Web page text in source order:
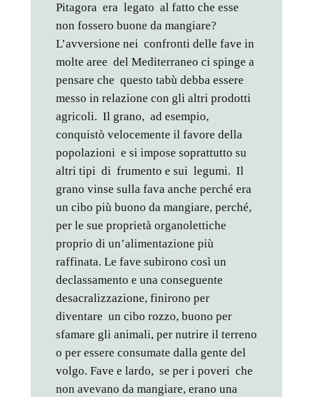
Pitagora era legato al fatto che esse
non fossero buone da mangiare?
L’avversione nei confronti delle fave in
molte aree del Mediterraneo ci spinge a
pensare che questo tabù debba essere
messo in relazione con gli altri prodotti
agricoli. Il grano, ad esempio,
conquistò velocemente il favore della
popolazioni e si impose soprattutto su
altri tipi di frumento e sui legumi. Il
grano vinse sulla fava anche perché era
un cibo più buono da mangiare, perché,
per le sue proprietà organolettiche
proprio di un’alimentazione più
raffinata. Le fave subirono così un
declassamento e una conseguente
desacralizzazione, finirono per
diventare un cibo rozzo, buono per
sfamare gli animali, per nutrire il terreno
o per essere consumate dalla gente del
volgo. Fave e lardo, se per i poveri che
non avevano da mangiare, erano una